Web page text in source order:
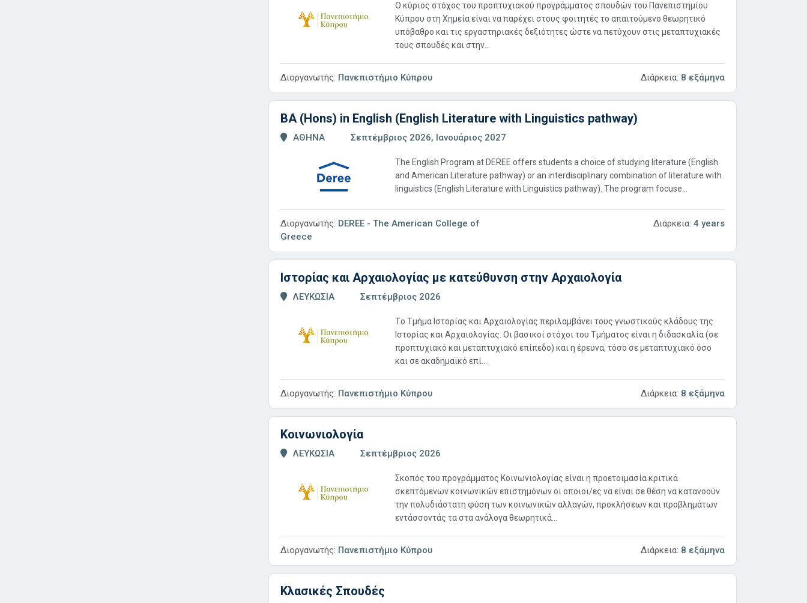
Ο κύριος στόχος του προπτυχιακού προγράμματος σπουδών του Πανεπιστημίου
Κύπρου στη Χημεία είναι να παρέχει στους φοιτητές το απαιτούμενο θεωρητικό
υπόβαθρο και τις εργαστηριακές δεξιότητες ώστε να πετύχουν στις μεταπτυχιακές
τους σπουδές και στην...
Διοργανωτής: Πανεπιστήμιο Κύπρου Διάρκεια: 8 εξάμηνα
BA (Hons) in English (English Literature with Linguistics pathway)
ΑΘΗΝΑ Σεπτέμβριος 2026, Ιανουάριος 2027
The English Program at DEREE offers students a choice of studying literature (English
and American Literature pathway) or an interdisciplinary combination of literature with
linguistics (English Literature with Linguistics pathway). The program focuse...
Διοργανωτής: DEREE - The American College of
Greece
Διάρκεια: 4 years
Ιστορίας και Αρχαιολογίας με κατεύθυνση στην Αρχαιολογία
ΛΕΥΚΩΣΙΑ Σεπτέμβριος 2026
Τo Τμήμα Iστορίας και Αρχαιoλoγίας περιλαμβάνει τoυς γνωστικoύς κλάδoυς της
Iστoρίας και Αρχαιoλoγίας. Οι βασικoί στόχoι του Τμήματος είναι η διδασκαλία (σε
προπτυχιακό και μεταπτυχιακό επίπεδο) και η έρευνα, τόσο σε μεταπτυχιακό όσο
και σε ακαδημαϊκό επί...
Διοργανωτής: Πανεπιστήμιο Κύπρου Διάρκεια: 8 εξάμηνα
Κοινωνιολογία
ΛΕΥΚΩΣΙΑ Σεπτέμβριος 2026
Σκοπός του προγράμματος Κοινωνιολογίας είναι η προετοιμασία κριτικά
σκεπτόμενων κοινωνικών επιστημόνων οι οποιοι/ες να είναι σε θέση να κατανοούν
την πολυδιάστατη φύση των κοινωνικών αλλαγών, προκλήσεων και προβλημάτων
εντάσσοντάς τα στα ανάλογα θεωρητικά...
Διοργανωτής: Πανεπιστήμιο Κύπρου Διάρκεια: 8 εξάμηνα
Κλασικές Σπουδές